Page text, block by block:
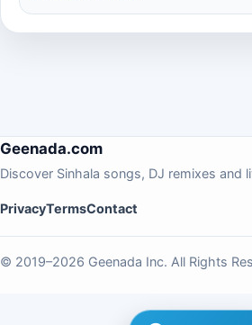
Geenada.com
Discover Sinhala songs, DJ remixes and
PrivacyTermsContact
© 2019–2026 Geenada Inc. All Rights